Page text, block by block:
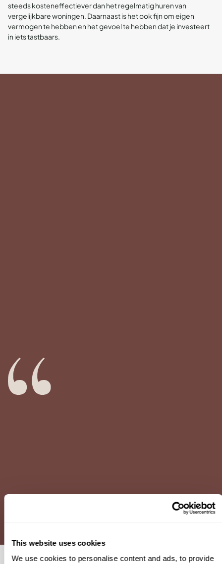
This website uses cookies
We use cookies to personalise content and ads, to provide
steeds kosteneffectiever dan het regelmatig huren van
vergelijkbare woningen. Daarnaast is het ook fijn om eigen
vermogen te hebben en het gevoel te hebben dat je investeert
in iets tastbaars.